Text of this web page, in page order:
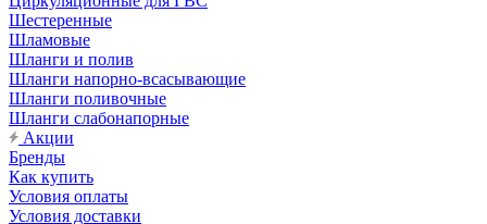
Шестеренные
Шламовые
Шланги и полив
Шланги напорно-всасывающие
Шланги поливочные
Шланги слабонапорные
Акции
Бренды
Как купить
Условия оплаты
Условия доставки